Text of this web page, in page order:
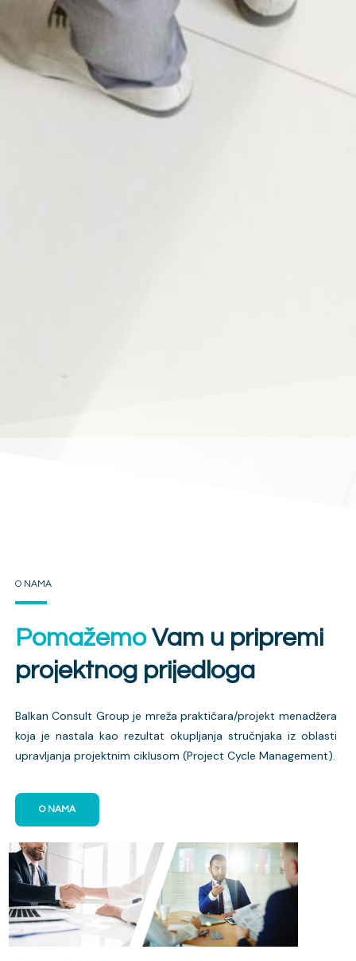
O NAMA
PomažemoVam u pripremi
projektnog prijedloga
Balkan Consult Group je mreža praktičara/projekt menadžera
koja je nastala kao rezultat okupljanja stručnjaka iz oblasti
upravljanja projektnim ciklusom (Project Cycle Management).
O NAMA